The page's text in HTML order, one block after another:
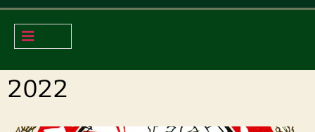
2022